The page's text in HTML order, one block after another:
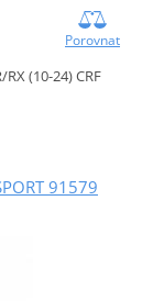
Porovnat
(10-24) CRF
91579